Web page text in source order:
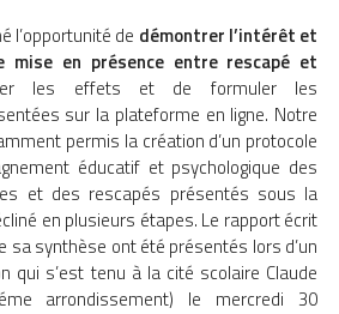
l’opportunité de démontrer l’intérêt et
mise en présence entre rescapé et
les effets et de formuler les
sur la plateforme en ligne. Notre
permis la création d’un protocole
éducatif et psychologique des
et des rescapés présentés sous la
en plusieurs étapes. Le rapport écrit
sa synthèse ont été présentés lors d’un
qui s’est tenu à la cité scolaire Claude
arrondissement) le mercredi 30